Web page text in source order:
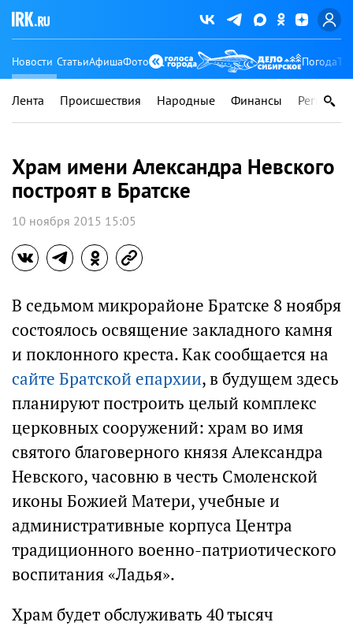
Новости СтатьиАфишаФото Погода
Лента Происшествия Народные Финансы Регионы
Храм имени Александра Невского
построят в Братске
10 ноября 2015 15:05
В седьмом микрорайоне Братске 8 ноября
состоялось освящение закладного камня
и поклонного креста. Как сообщается на
сайте Братской епархии, в будущем здесь
планируют построить целый комплекс
церковных сооружений: храм во имя
святого благоверного князя Александра
Невского, часовню в честь Смоленской
иконы Божией Матери, учебные и
административные корпуса Центра
традиционного военно-патриотического
воспитания «Ладья».
Храм будет обслуживать 40 тысяч